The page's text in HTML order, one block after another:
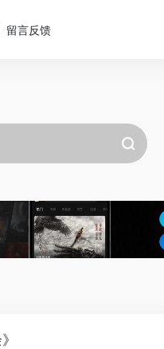
留言反馈